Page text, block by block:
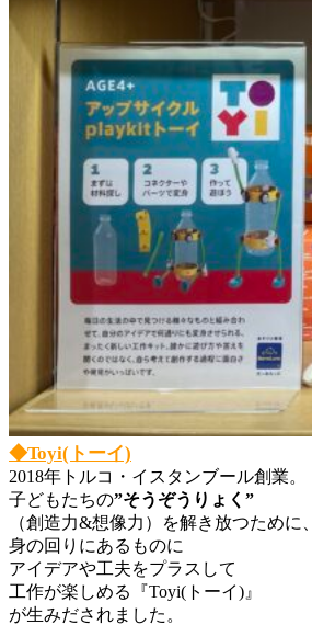
◆Toyi(トーイ)
2018年トルコ・イスタンブール創業。
子どもたちの”そうぞうりょく”
（創造力&想像力）を解き放つために、
身の回りにあるものに
アイデアや工夫をプラスして
工作が楽しめる『Toyi(トーイ)』
が生みだされました。